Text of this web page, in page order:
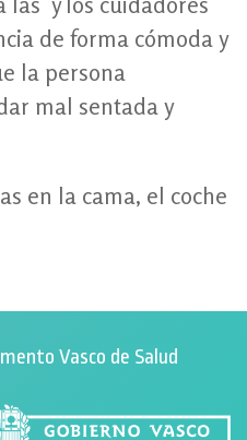
de forma cómoda y
la persona
mal sentada y
en la cama, el coche
Vasco de Salud